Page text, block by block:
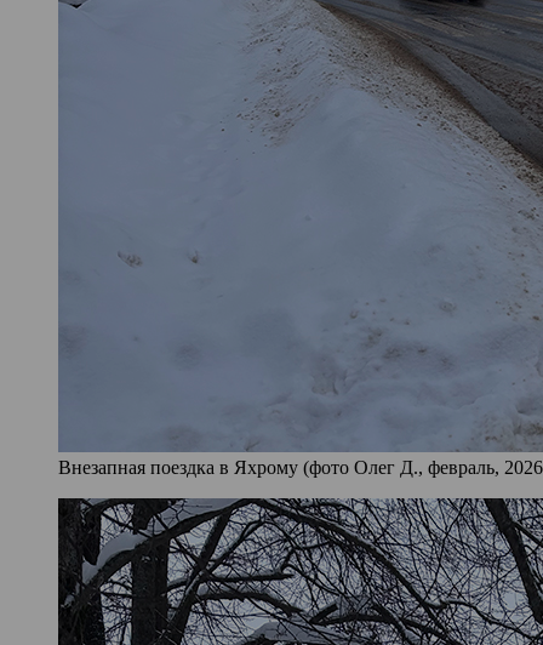
Внезапная поездка в Яхрому (фото Олег Д., февраль,